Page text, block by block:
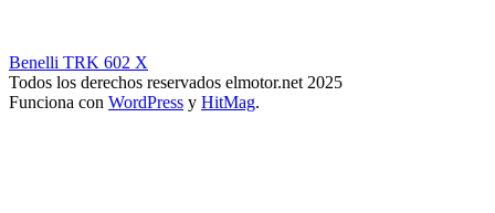
Benelli TRK 602 X
Todos los derechos reservados elmotor.net 2025
Funciona con WordPress y HitMag.